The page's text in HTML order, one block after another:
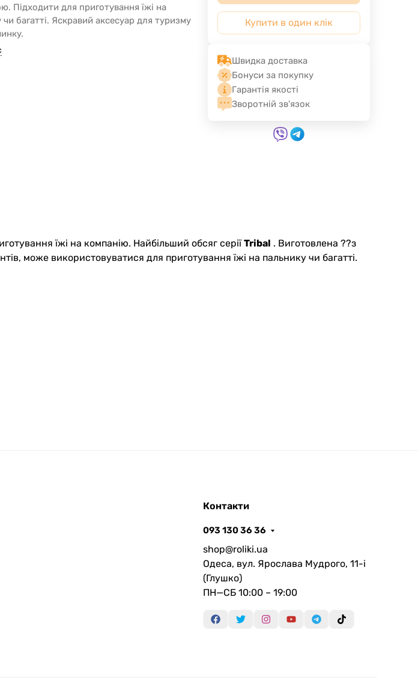
Підходити для приготування їжі на
чи багатті. Яскравий аксесуар для туризму
Купити в один клік
Швидка доставка
Бонуси за покупку
Гарантія якості
Зворотній зв'язок
їжі на компанію. Найбільший обсяг серії Tribal . Виготовлена ??з
може використовуватися для приготування їжі на пальнику чи багатті.
Контакти
093 130 36 36
shop@roliki.ua
Одеса, вул. Ярослава Мудрого, 11-i
(Глушко)
ПН—СБ 10:00 – 19:00